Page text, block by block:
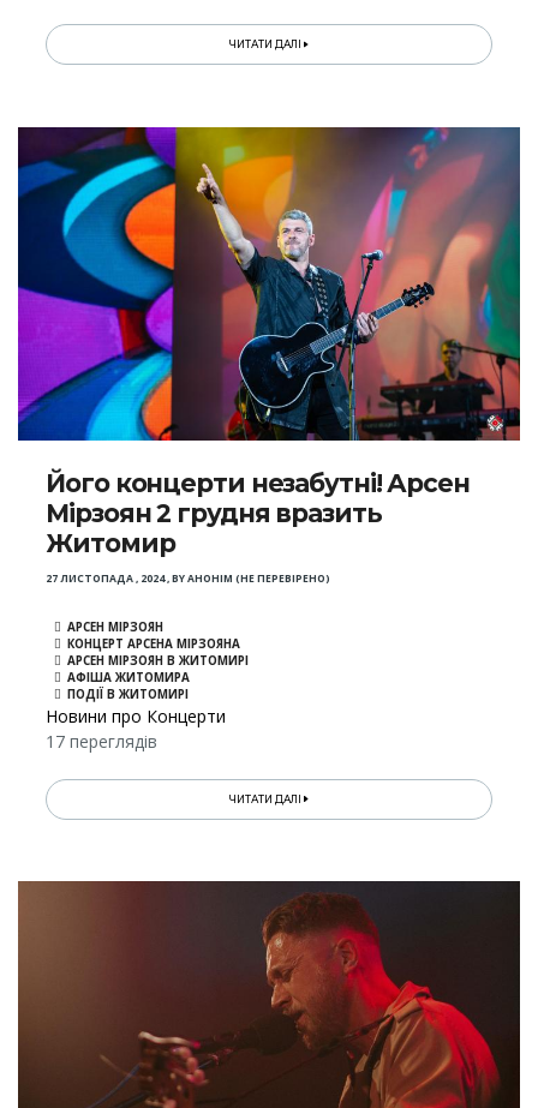
ЧИТАТИ ДАЛІ
Його концерти незабутні! Арсен
Мірзоян 2 грудня вразить
Житомир
27 ЛИСТОПАДА , 2024,BYАНОНІМ (НЕ ПЕРЕВІРЕНО)
АРСЕН МІРЗОЯН
КОНЦЕРТ АРСЕНА МІРЗОЯНА
АРСЕН МІРЗОЯН В ЖИТОМИРІ
АФІША ЖИТОМИРА
ПОДІЇ В ЖИТОМИРІ
Новини про Концерти
17 переглядів
ЧИТАТИ ДАЛІ